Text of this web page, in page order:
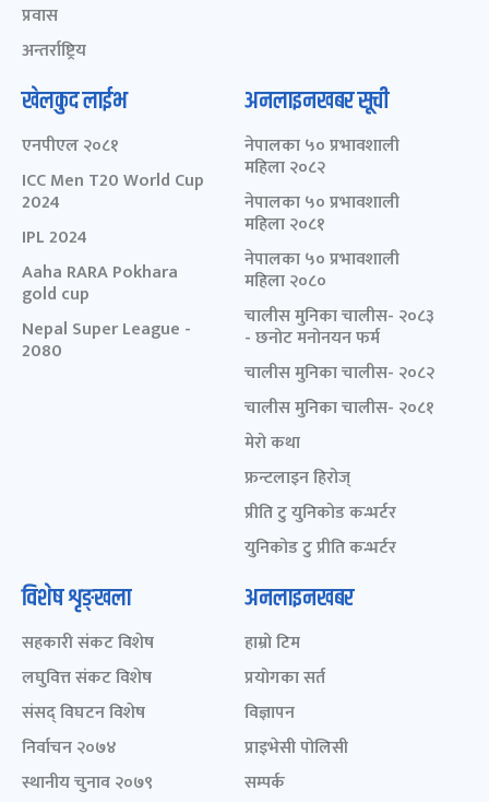
प्रवास
अन्तर्राष्ट्रिय
खेलकुद लाईभ
एनपीएल २०८१
ICC Men T20 World Cup
2024
IPL 2024
Aaha RARA Pokhara
gold cup
Nepal Super League -
2080
अनलाइनखबर सूची
नेपालका ५० प्रभावशाली
महिला २०८२
नेपालका ५० प्रभावशाली
महिला २०८१
नेपालका ५० प्रभावशाली
महिला २०८०
चालीस मुनिका चालीस- २०८३
- छनोट मनोनयन फर्म
चालीस मुनिका चालीस- २०८२
चालीस मुनिका चालीस- २०८१
मेरो कथा
फ्रन्टलाइन हिरोज्
प्रीति टु युनिकोड कन्भर्टर
युनिकोड टु प्रीति कन्भर्टर
विशेष शृङ्खला
सहकारी संकट विशेष
लघुवित्त संकट विशेष
संसद् विघटन विशेष
निर्वाचन २०७४
स्थानीय चुनाव २०७९
अनलाइनखबर
हाम्रो टिम
प्रयोगका सर्त
विज्ञापन
प्राइभेसी पोलिसी
सम्पर्क